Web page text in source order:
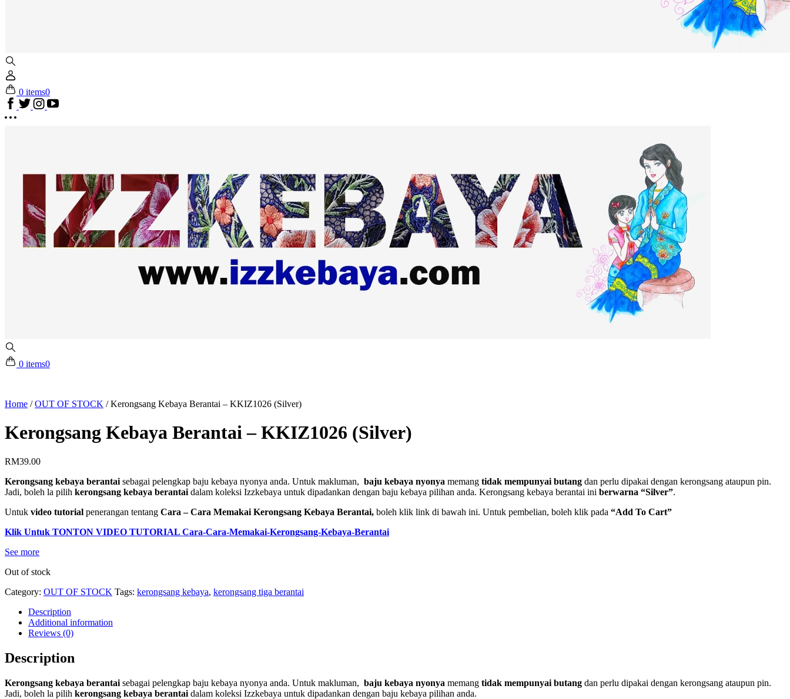
0 items0
0 items0
Home /OUT OF STOCK /Kerongsang Kebaya Berantai – KKIZ1026 (Silver)
Kerongsang Kebaya Berantai – KKIZ1026 (Silver)
RM39.00
Kerongsang kebaya berantai sebagai pelengkap baju kebaya nyonya anda. Untuk makluman, baju kebaya nyonya memang tidak mempunyai butang dan perlu dipakai dengan kerongsang ataupun pin.
Jadi, boleh la pilih kerongsang kebaya berantai dalam koleksi Izzkebaya untuk dipadankan dengan baju kebaya pilihan anda. Kerongsang kebaya berantai ini berwarna “Silver”.
Untuk video tutorial penerangan tentang Cara – Cara Memakai Kerongsang Kebaya Berantai, boleh klik link di bawah ini. Untuk pembelian, boleh klik pada “Add To Cart”
Klik Untuk TONTON VIDEO TUTORIAL Cara-Cara-Memakai-Kerongsang-Kebaya-Berantai
See more
Out of stock
Category: OUT OF STOCK Tags: kerongsang kebaya, kerongsang tiga berantai
Description
Additional information
Reviews (0)
Description
Kerongsang kebaya berantai sebagai pelengkap baju kebaya nyonya anda. Untuk makluman, baju kebaya nyonya memang tidak mempunyai butang dan perlu dipakai dengan kerongsang ataupun pin.
Jadi, boleh la pilih kerongsang kebaya berantai dalam koleksi Izzkebaya untuk dipadankan dengan baju kebaya pilihan anda.